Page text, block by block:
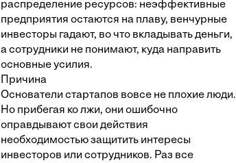
распределение ресурсов: неэффективные
предприятия остаются на плаву, венчурные
инвесторы гадают, во что вкладывать деньги,
а сотрудники не понимают, куда направить
основные усилия.
Причина
Основатели стартапов вовсе не плохие люди.
Но прибегая ко лжи, они ошибочно
оправдывают свои действия
необходимостью защитить интересы
инвесторов или сотрудников. Раз все